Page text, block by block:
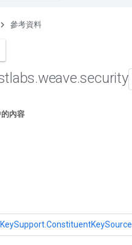
參考資料
.weave.security
內容